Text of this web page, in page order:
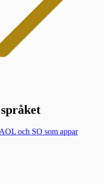
och SO som appar